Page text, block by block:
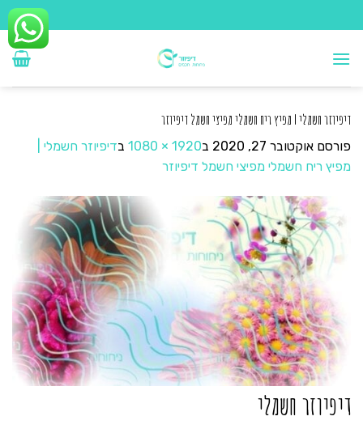
to
content
דיפיוזר חשמלי | מפיץ ריח חשמלי מפיצי חשמל דיפיוזר
פורסם אוקטובר 27, 2020 ב1920 × 1080 בדיפיוזר חשמלי |
מפיץ ריח חשמלי מפיצי חשמל דיפיוזר
דיפיוזר חשמלי